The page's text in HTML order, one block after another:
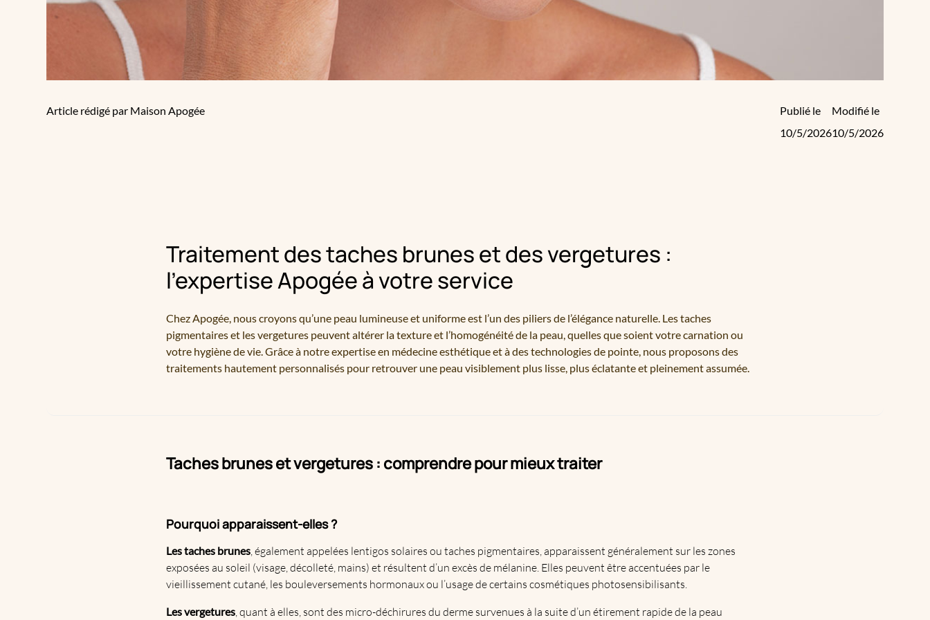
Article rédigé par Maison Apogée
Publié le
10/5/2026
Modifié le
10/5/2026
Traitement des taches brunes et des vergetures :
l’expertise Apogée à votre service
Chez Apogée, nous croyons qu’une peau lumineuse et uniforme est l’un des piliers de l’élégance naturelle. Les taches
pigmentaires et les vergetures peuvent altérer la texture et l’homogénéité de la peau, quelles que soient votre carnation ou
votre hygiène de vie. Grâce à notre expertise en médecine esthétique et à des technologies de pointe, nous proposons des
traitements hautement personnalisés pour retrouver une peau visiblement plus lisse, plus éclatante et pleinement assumée.
Taches brunes et vergetures : comprendre pour mieux traiter
Pourquoi apparaissent-elles ?
Les taches brunes , également appelées lentigos solaires ou taches pigmentaires, apparaissent généralement sur les zones
exposées au soleil (visage, décolleté, mains) et résultent d’un excès de mélanine. Elles peuvent être accentuées par le
vieillissement cutané, les bouleversements hormonaux ou l’usage de certains cosmétiques photosensibilisants.
Les vergetures , quant à elles, sont des micro-déchirures du derme survenues à la suite d’un étirement rapide de la peau